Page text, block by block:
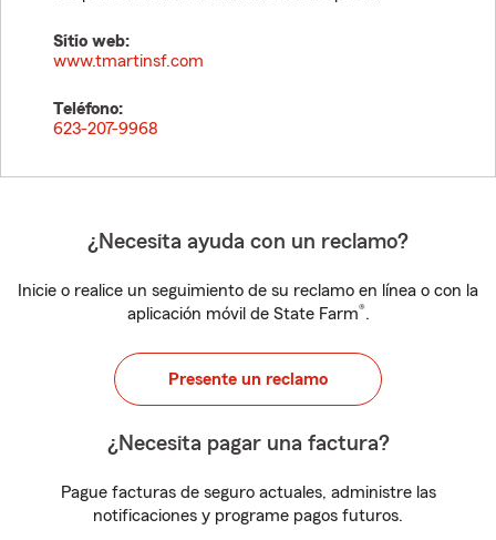
Sitio web:
www.tmartinsf.com
Teléfono:
623-207-9968
¿Necesita ayuda con un reclamo?
Inicie o realice un seguimiento de su reclamo en línea o con la
aplicación móvil de State Farm®.
Presente un reclamo
¿Necesita pagar una factura?
Pague facturas de seguro actuales, administre las
notificaciones y programe pagos futuros.